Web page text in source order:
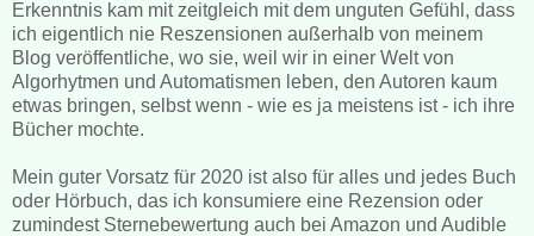
Erkenntnis kam mit zeitgleich mit dem unguten Gefühl, dass
ich eigentlich nie Reszensionen außerhalb von meinem
Blog veröffentliche, wo sie, weil wir in einer Welt von
Algorhytmen und Automatismen leben, den Autoren kaum
etwas bringen, selbst wenn - wie es ja meistens ist - ich ihre
Bücher mochte.
Mein guter Vorsatz für 2020 ist also für alles und jedes Buch
oder Hörbuch, das ich konsumiere eine Rezension oder
zumindest Sternebewertung auch bei Amazon und Audible